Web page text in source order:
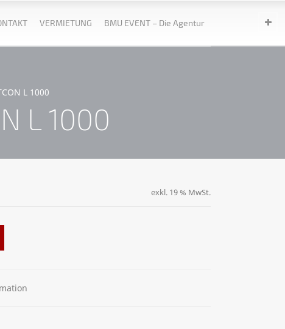
VERMIETUNG BMU EVENT – Die Agentur
L 1000
L 1000
exkl. 19 % MwSt.